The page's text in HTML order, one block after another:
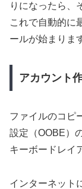
りになったら、
これで自動的に
ールが始まりま
アカウント
ファイルのコピ
設定（OOBE）
キーボードレイ
インターネット